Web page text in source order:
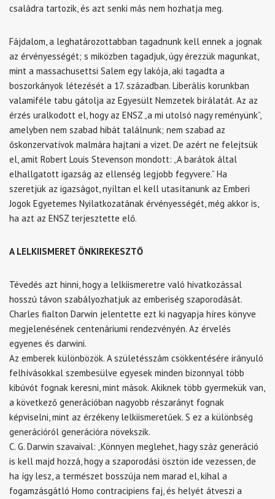
családra tartozik, és azt senki más nem hozhatja meg.
Fájdalom, a leghatározottabban tagadnunk kell ennek a jognak
az érvényességét; s miközben tagadjuk, úgy érezzük magunkat,
mint a massachusettsi Salem egy lakója, aki tagadta a
boszorkányok létezését a 17. században. Liberális korunkban
valamiféle tabu gátolja az Egyesült Nemzetek bírálatát. Az az
érzés uralkodott el, hogy az ENSZ „a mi utolsó nagy reményünk”,
amelyben nem szabad hibát találnunk; nem szabad az
őskonzervatívok malmára hajtani a vizet. De azért ne felejtsük
el, amit Robert Louis Stevenson mondott: „A barátok által
elhallgatott igazság az ellenség legjobb fegyvere.” Ha
szeretjük az igazságot, nyíltan el kell utasítanunk az Emberi
Jogok Egyetemes Nyilatkozatának érvényességét, még akkor is,
ha azt az ENSZ terjesztette elő.
A LELKIISMERET ÖNKIREKESZTŐ
Tévedés azt hinni, hogy a lelkiismeretre való hivatkozással
hosszú távon szabályozhatjuk az emberiség szaporodását.
Charles fialton Darwin jelentette ezt ki nagyapja híres könyve
megjelenésének centenáriumi rendezvényén. Az érvelés
egyenes és darwini.
Az emberek különbözök. A születésszám csökkentésére irányuló
felhívásokkal szembesülve egyesek minden bizonnyal több
kibúvót fognak keresni, mint mások. Akiknek több gyermekük van,
a következő generációban nagyobb részarányt fognak
képviselni, mint az érzékeny lelkiismeretűek. S ez a különbség
generációról generációra növekszik.
C. G. Darwin szavaival: „Könnyen meglehet, hagy száz generáció
is kell majd hozzá, hogy a szaporodási ösztön ide vezessen, de
ha így lesz, a természet bosszúja nem marad el, kihal a
fogamzásgátló Homo contracipiens faj, és helyét átveszi a